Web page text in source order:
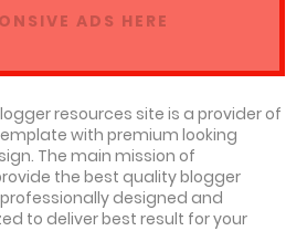
ADS HERE
resources site is a provider of
with premium looking
The main mission of
the best quality blogger
designed and
to deliver best result for your